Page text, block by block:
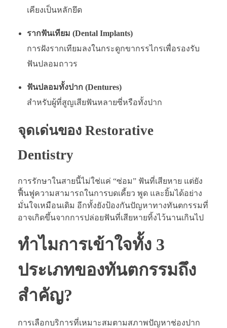
เคียงเป็นหลักยึด
รากฟันเทียม (Dental Implants)
การฝังรากเทียมลงในกระดูกขากรรไกรเพื่อรองรับ
ฟันปลอมถาวร
ฟันปลอมทั้งปาก (Dentures)
สำหรับผู้ที่สูญเสียฟันหลายซี่หรือทั้งปาก
จุดเด่นของ Restorative
Dentistry
การรักษาในสายนี้ไม่ใช่แค่ “ซ่อม” ฟันที่เสียหาย แต่ยัง
ฟื้นฟูความสามารถในการบดเคี้ยว พูด และยิ้มได้อย่าง
มั่นใจเหมือนเดิม อีกทั้งยังป้องกันปัญหาทางทันตกรรมที่
อาจเกิดขึ้นจากการปล่อยฟันที่เสียหายทิ้งไว้นานเกินไป
ทำไมการเข้าใจทั้ง 3
ประเภทของทันตกรรมถึง
สำคัญ?
การเลือกบริการที่เหมาะสมตามสภาพปัญหาช่องปาก